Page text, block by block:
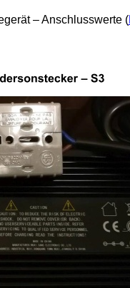
– Anschlusswerte (